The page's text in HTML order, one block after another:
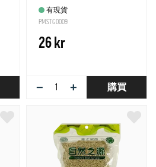
有現貨
PMSTG0009
26 kr
− + 購買